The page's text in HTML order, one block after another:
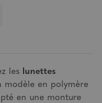
les lunettes
modèle en polymère
en une monture